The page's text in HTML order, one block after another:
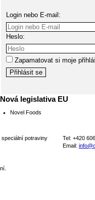
Login nebo E-mail:
Heslo:
Zapamatovat si moje
Nová legislativa EU
Novel Foods
potraviny
Tel: +420
Email: